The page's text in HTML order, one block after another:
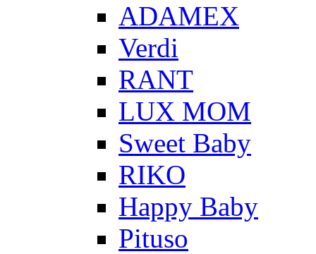
ADAMEX
Verdi
RANT
LUX MOM
Sweet Baby
RIKO
Happy Baby
Pituso